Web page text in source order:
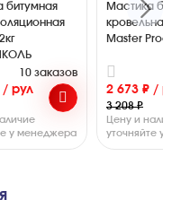
битумная
10 заказов
/ рул
у менеджера
Мастика
кровельная
Master Proof
2 673 ₽ /
3 208 ₽
Цену и
уточняйте у